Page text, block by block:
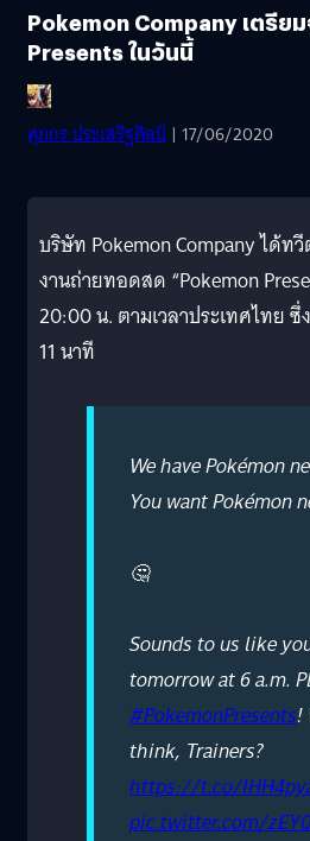
Pokemon Company เตรีย
Presents ในวันนี้
ศุภกร ประเสริฐศิลป์ | 17/06/2020
บริษัท Pokemon Company ได้ท
งานถ่ายทอดสด “Pokemon
20:00 น. ตามเวลาประเทศไทย
11 นาที
We have Pokémon
You want Pokémon
🤔
Sounds to us like
tomorrow at 6 a.m.
#PokemonPresents!
think, Trainers?
https://t.co/
pic.twitter.com/